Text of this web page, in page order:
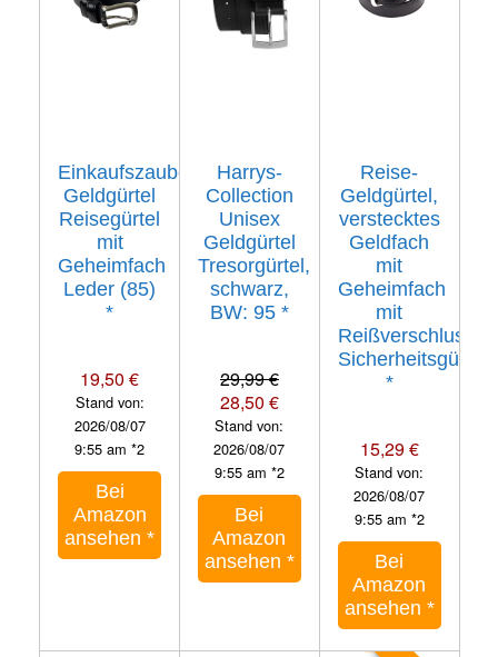
Einkaufszauber
Geldgürtel
Reisegürtel
mit
Geheimfach
Leder (85)
*
19,50 €
Stand von:
2026/08/07
9:55 am *2
Bei
Amazon
ansehen*
Harrys-
Collection
Unisex
Geldgürtel
Tresorgürtel,
schwarz,
BW: 95 *
29,99 €
28,50 €
Stand von:
2026/08/07
9:55 am *2
Bei
Amazon
ansehen *
Reise-
Geldgürtel,
verstecktes
Geldfach
mit
Geheimfach
mit
Reißverschluss,
Sicherheitsgürte...
*
15,29 €
Stand von:
2026/08/07
9:55 am *2
Bei
Amazon
ansehen *